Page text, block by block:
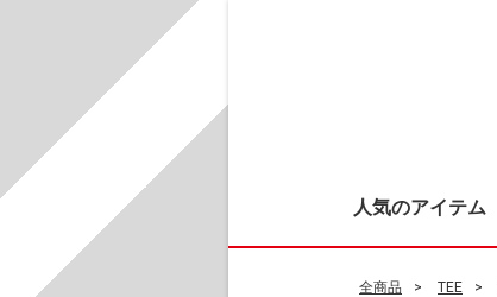
人気のアイテム
全商品 TEE